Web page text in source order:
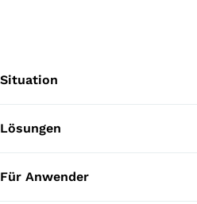
Situation
Lösungen
Für Anwender